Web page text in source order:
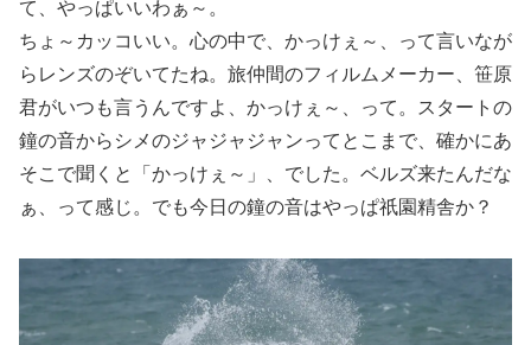
て、やっぱいいわぁ～。
ちょ～カッコいい。心の中で、かっけぇ～、って言いなが
らレンズのぞいてたね。旅仲間のフィルムメーカー、笹原
君がいつも言うんですよ、かっけぇ～、って。スタートの
鐘の音からシメのジャジャジャンってとこまで、確かにあ
そこで聞くと「かっけぇ～」、でした。ベルズ来たんだな
ぁ、って感じ。でも今日の鐘の音はやっぱ祇園精舎か？